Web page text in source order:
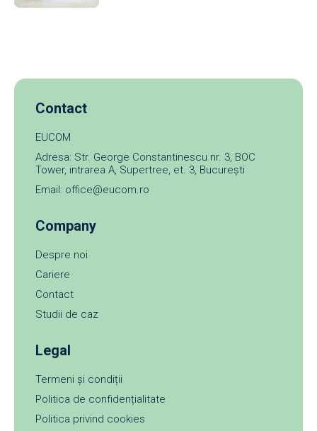
Contact
EUCOM
Adresa: Str. George Constantinescu nr. 3, BOC
Tower, intrarea A, Supertree, et. 3, București
Email: office@eucom.ro
Company
Despre noi
Cariere
Contact
Studii de caz
Legal
Termeni și condiții
Politica de confidențialitate
Politica privind cookies